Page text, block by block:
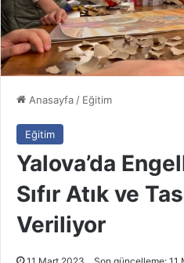
Anasayfa / Eğitim
Eğitim
Yalova’da
Sıfır Atık ve
Veriliyor